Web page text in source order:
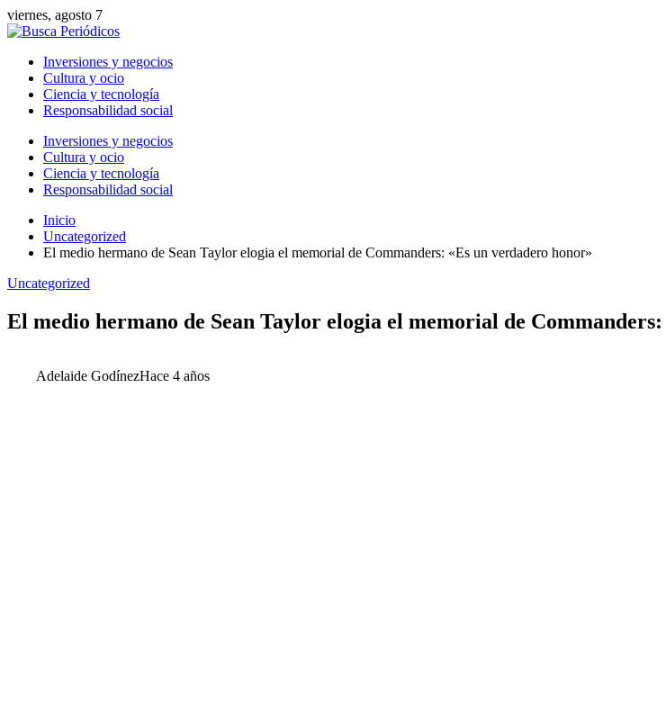
viernes, agosto 7
Inversiones y negocios
Cultura y ocio
Ciencia y tecnología
Responsabilidad social
Inversiones y negocios
Cultura y ocio
Ciencia y tecnología
Responsabilidad social
Inicio
Uncategorized
El medio hermano de Sean Taylor elogia el memorial de Commanders: «Es un verdadero honor»
Uncategorized
El medio hermano de Sean Taylor elogia el memorial de
Adelaide GodínezHace 4 años